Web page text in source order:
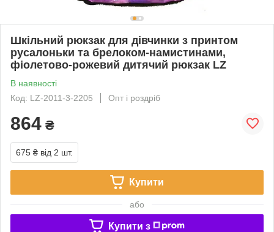
Шкільний рюкзак для дівчинки з принтом
русалоньки та брелоком-намистинами,
фіолетово-рожевий дитячий рюкзак LZ
В наявності
Код: LZ-2011-3-2205
Опт і роздріб
864 ₴
675 ₴ від 2 шт.
Купити
або
Купити з